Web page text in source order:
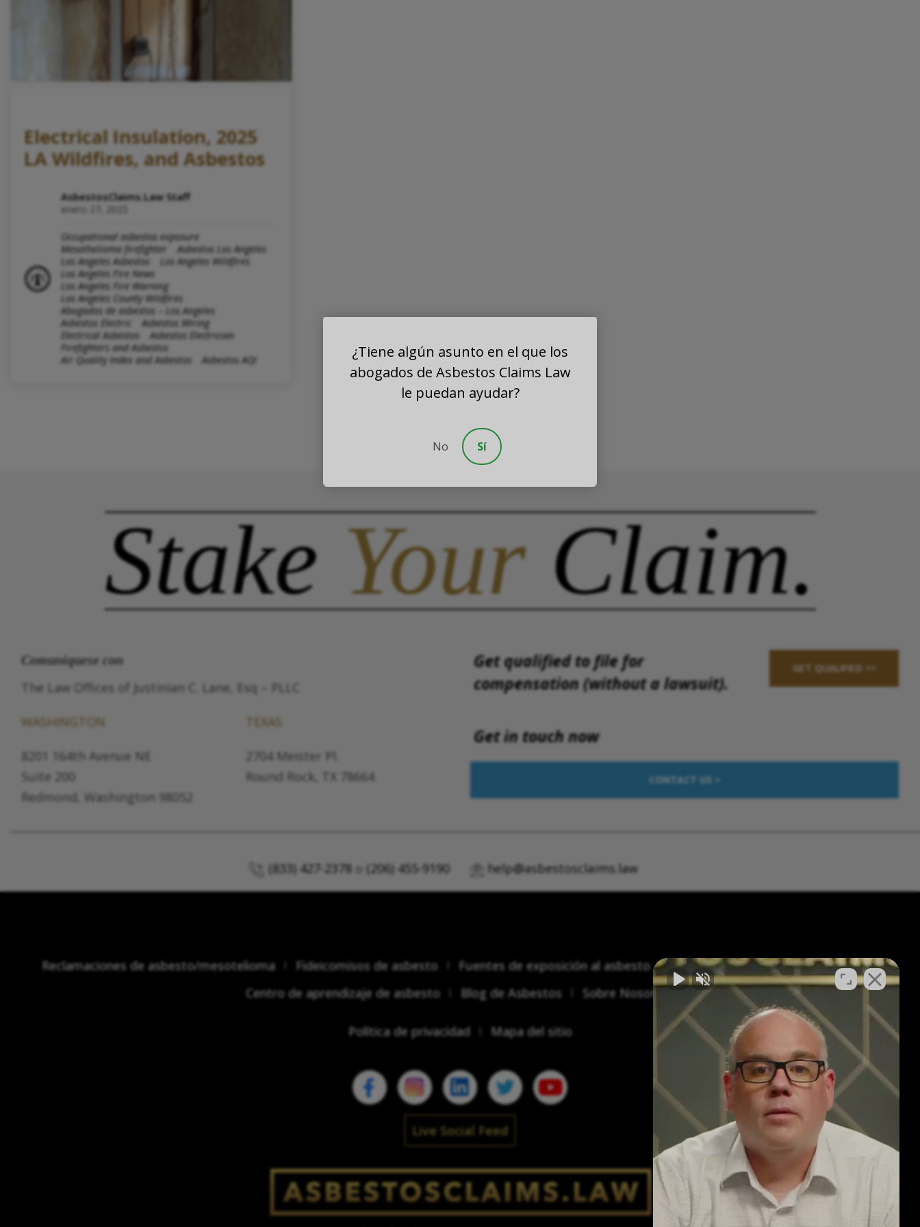
Electrical Insulation, 2025
LA Wildfires, and Asbestos
AsbestosClaims.Law Staff
enero 27, 2025
Occupational asbestos exposure
Mesothelioma firefighter
Asbestos Los Angeles
Los Angeles Asbestos
Los Angeles Wildfires
Los Angeles Fire News
Los Angeles Fire Warning
Los Angeles County Wildfires
Abogados de asbestos – Los Angeles
Asbestos Electric
Asbestos Wiring
Electrical Asbestos
Asbestos Electrician
Firefighters and Asbestos
Air Quality Index and Asbestos
Asbestos AQI
Stake YourClaim.
Comuníquese con
The Law Offices of Justinian C. Lane, Esq – PLLC
WASHINGTON
8201 164th Avenue NE
Suite 200
Redmond, Washington 98052
TEXAS
2704 Meister Pl.
Round Rock, TX 78664
Get qualified to file for
compensation (without a lawsuit).
GET QUALIFIED >>
Get in touch now
CONTACT US >
(833) 427-2378 (206) 455-9190 help@asbestosclaims.law
Reclamaciones de asbesto/mesotelioma Fideicomisos de asbesto Fuentes de exposición al asbesto
Síntomas y tratamiento del asbesto
Centro de aprendizaje de asbesto
Blog de Asbestos Sobre Nosotros
Política de privacidad Mapa del sitio
Live Social Feed
¿Tiene algún asunto en el que los
abogados de Asbestos Claims Law
le puedan ayudar?
No Sí